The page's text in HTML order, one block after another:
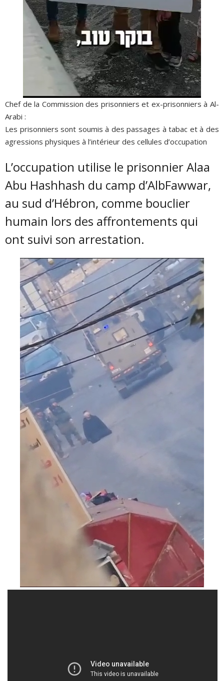
Chef de la Commission des prisonniers et ex-prisonniers à Al-
Arabi :
Les prisonniers sont soumis à des passages à tabac et à des
agressions physiques à l’intérieur des cellules d’occupation
L’occupation utilise le prisonnier Alaa
Abu Hashhash du camp d’AlbFawwar,
au sud d’Hébron, comme bouclier
humain lors des affrontements qui
ont suivi son arrestation.